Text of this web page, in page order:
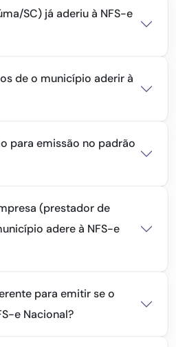
SC) já aderiu à NFS-e
de o município aderir à
para emissão no padrão
(prestador de
adere à NFS-e
para emitir se o
e Nacional?